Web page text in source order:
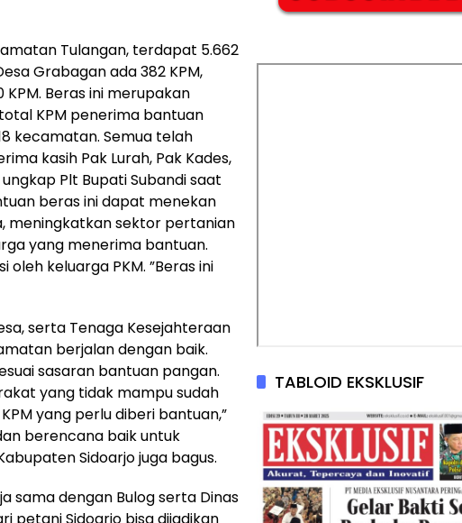
Tulangan, terdapat 5.662
Grabagan ada 382 KPM,
KPM. Beras ini merupakan
KPM penerima bantuan
kecamatan. Semua telah
kasih Pak Lurah, Pak Kades,
Plt Bupati Subandi saat
beras ini dapat menekan
meningkatkan sektor pertanian
yang menerima bantuan.
oleh keluarga PKM. ”Beras ini
serta Tenaga Kesejahteraan
berjalan dengan baik.
sasaran bantuan pangan.
yang tidak mampu sudah
yang perlu diberi bantuan,”
berencana baik untuk
Sidoarjo juga bagus.
sama dengan Bulog serta Dinas
petani Sidoarjo bisa dijadikan
TABLOID EKSKLUSIF